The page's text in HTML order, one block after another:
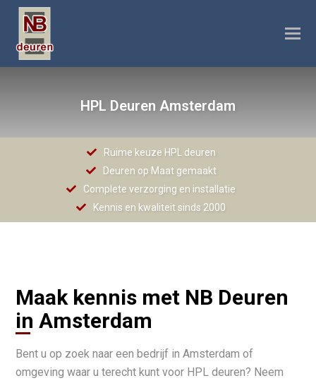
HPL Deuren Amsterdam
Ruime keuze HPL deuren
Deuren op Maat gemaakt
Complete verzorging en installatie
Kennis en kwaliteit sinds 2000
Maak kennis met NB Deuren
in Amsterdam
Bent u op zoek naar een bedrijf in Amsterdam of
omgeving waar u terecht kunt voor HPL deuren? Neem